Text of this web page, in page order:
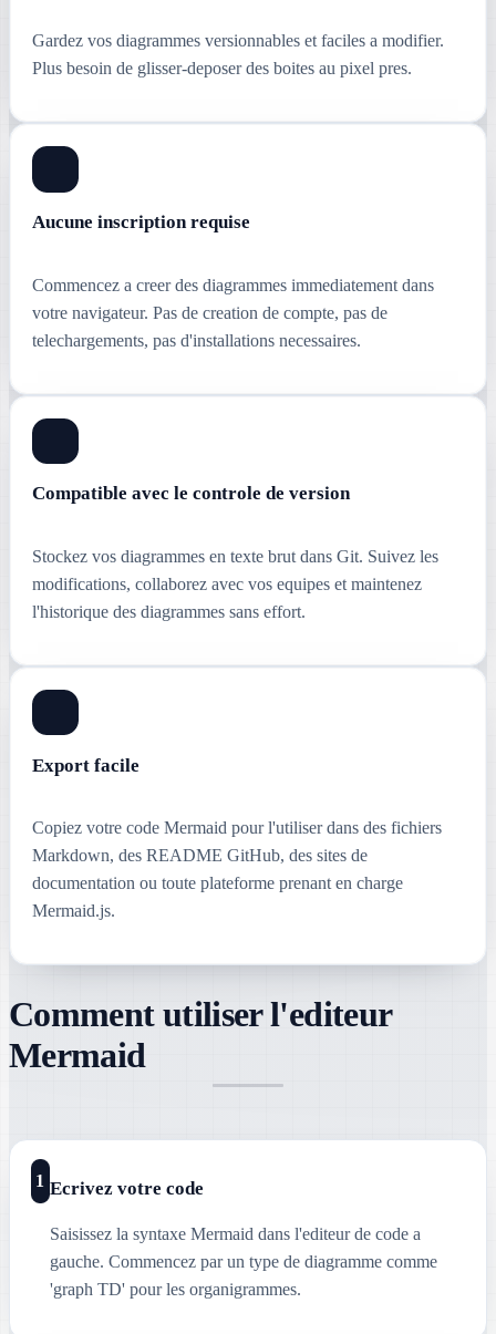
Gardez vos diagrammes versionnables et faciles a modifier.
Plus besoin de glisser-deposer des boites au pixel pres.
Aucune inscription requise
Commencez a creer des diagrammes immediatement dans
votre navigateur. Pas de creation de compte, pas de
telechargements, pas d'installations necessaires.
Compatible avec le controle de version
Stockez vos diagrammes en texte brut dans Git. Suivez les
modifications, collaborez avec vos equipes et maintenez
l'historique des diagrammes sans effort.
Export facile
Copiez votre code Mermaid pour l'utiliser dans des fichiers
Markdown, des README GitHub, des sites de
documentation ou toute plateforme prenant en charge
Mermaid.js.
Comment utiliser l'editeur
Mermaid
1 Ecrivez votre code
Saisissez la syntaxe Mermaid dans l'editeur de code a
gauche. Commencez par un type de diagramme comme
'graph TD' pour les organigrammes.